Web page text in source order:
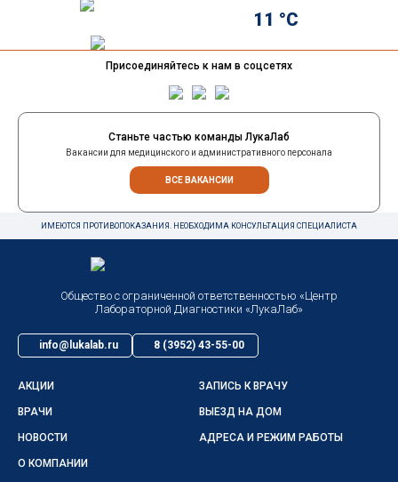
Присоединяйтесь к нам в соцсетях
11 °C
Станьте частью команды ЛукаЛаб
Вакансии для медицинского и административного персонала
ВСЕ ВАКАНСИИ
ИМЕЮТСЯ ПРОТИВОПОКАЗАНИЯ. НЕОБХОДИМА КОНСУЛЬТАЦИЯ СПЕЦИАЛИСТА
Общество с ограниченной ответственностью «Центр
Лабораторной Диагностики «ЛукаЛаб»
info@lukalab.ru 8 (3952) 43-55-00
АКЦИИ ЗАПИСЬ К ВРАЧУ
ВРАЧИ ВЫЕЗД НА ДОМ
НОВОСТИ АДРЕСА И РЕЖИМ РАБОТЫ
О КОМПАНИИ